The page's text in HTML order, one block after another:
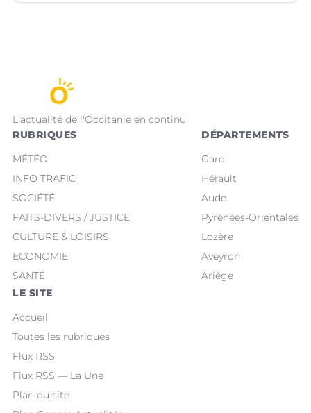
L'actualité de l'Occitanie en continu
RUBRIQUES
MÉTÉO
INFO TRAFIC
SOCIÉTÉ
FAITS-DIVERS / JUSTICE
CULTURE & LOISIRS
ECONOMIE
SANTÉ
DÉPARTEMENTS
Gard
Hérault
Aude
Pyrénées-Orientales
Lozère
Aveyron
Ariège
LE SITE
Accueil
Toutes les rubriques
Flux RSS
Flux RSS — La Une
Plan du site